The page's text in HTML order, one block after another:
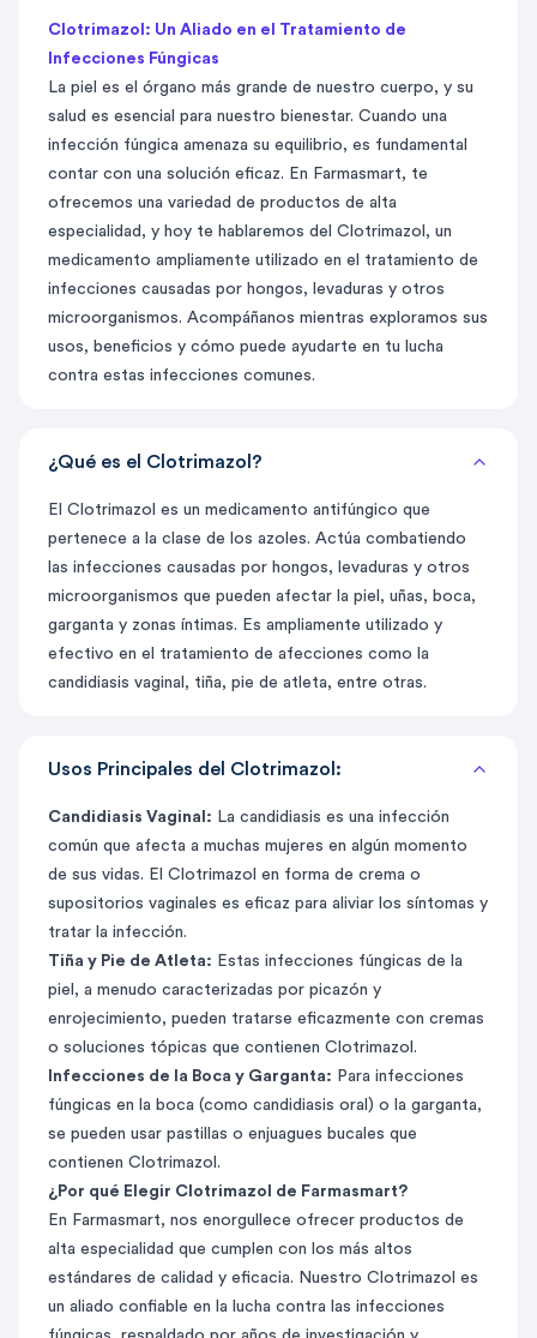
Clotrimazol: Un Aliado en el Tratamiento de
Infecciones Fúngicas
La piel es el órgano más grande de nuestro cuerpo, y su
salud es esencial para nuestro bienestar. Cuando una
infección fúngica amenaza su equilibrio, es fundamental
contar con una solución eficaz. En Farmasmart, te
ofrecemos una variedad de productos de alta
especialidad, y hoy te hablaremos del Clotrimazol, un
medicamento ampliamente utilizado en el tratamiento de
infecciones causadas por hongos, levaduras y otros
microorganismos. Acompáñanos mientras exploramos sus
usos, beneficios y cómo puede ayudarte en tu lucha
contra estas infecciones comunes.
¿Qué es el Clotrimazol?
El Clotrimazol es un medicamento antifúngico que
pertenece a la clase de los azoles. Actúa combatiendo
las infecciones causadas por hongos, levaduras y otros
microorganismos que pueden afectar la piel, uñas, boca,
garganta y zonas íntimas. Es ampliamente utilizado y
efectivo en el tratamiento de afecciones como la
candidiasis vaginal, tiña, pie de atleta, entre otras.
Usos Principales del Clotrimazol:
Candidiasis Vaginal: La candidiasis es una infección
común que afecta a muchas mujeres en algún momento
de sus vidas. El Clotrimazol en forma de crema o
supositorios vaginales es eficaz para aliviar los síntomas y
tratar la infección.
Tiña y Pie de Atleta: Estas infecciones fúngicas de la
piel, a menudo caracterizadas por picazón y
enrojecimiento, pueden tratarse eficazmente con cremas
o soluciones tópicas que contienen Clotrimazol.
Infecciones de la Boca y Garganta: Para infecciones
fúngicas en la boca (como candidiasis oral) o la garganta,
se pueden usar pastillas o enjuagues bucales que
contienen Clotrimazol.
¿Por qué Elegir Clotrimazol de Farmasmart?
En Farmasmart, nos enorgullece ofrecer productos de
alta especialidad que cumplen con los más altos
estándares de calidad y eficacia. Nuestro Clotrimazol es
un aliado confiable en la lucha contra las infecciones